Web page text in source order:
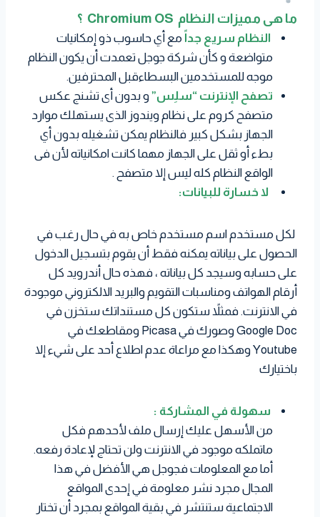
ما هى مميزات النظام Chromium OS ؟
النظام سريع جداً مع أي حاسوب ذو إمكانيات
متواضعة و كأن شركة جوجل تعمدت أن يكون النظام
موجه للمستخدمين البسطاءقبل المحترفين.
تصفح الإنترنت “سلِس”و بدون أى تشنج عكس
متصفح كروم على نظام ويندوز الذى يستهلك موارد
الجهاز بشكل كبير فالنظام يمكن تشغيله بدون أي
بطء أو ثقل على الجهاز مهما كانت امكانياته لأن فى
الواقع النظام كله ليس إلا متصفح .
لا خسارة للبيانات:
لكل مستخدم اسم مستخدم خاص به في حال رغب في
الحصول على بياناته يمكنه فقط أن يقوم بتسجيل الدخول
على حسابه وسيجد كل بياناته ، فهذه حال أندرويد كل
أرقام الهواتف ومناسبات التقويم والبريد الالكتروني موجودة
في الانترنت. فمثلاً ستكون كل مستنداتك ستخزن في
Google Doc وصورك في Picasa ومقاطعك في
Youtube وهكذا مع مراعاة عدم اطلاع أحد على شيء إلا
باختيارك
سهولة في المشاركة :
من الأسهل عليك إرسال ملف لأحدهم فكل
ماتملكه موجود في الانترنت ولن تحتاج لإعادة رفعه.
أما مع المعلومات فجوجل هي الأفضل في هذا
المجال مجرد نشر معلومة في إحدى المواقع
الاجتماعية ستنتشر في بقية المواقع بمجرد أن تختار